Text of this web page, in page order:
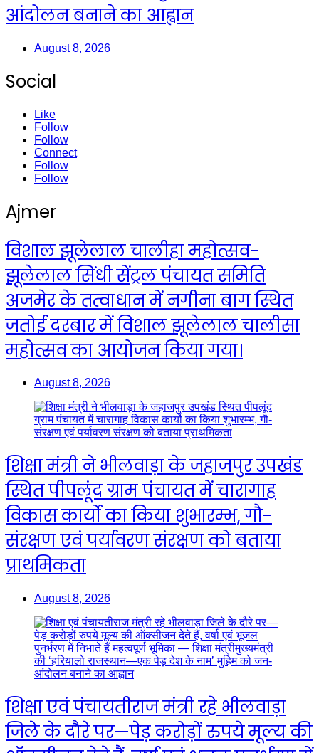
आंदोलन बनाने का आह्वान
August 8, 2026
Social
Like
Follow
Follow
Connect
Follow
Follow
Ajmer
विशाल झूलेलाल चालीहा महोत्सव-
झूलेलाल सिंधी सेंट्रल पंचायत समिति
अजमेर के तत्वाधान में नगीना बाग स्थित
जतोई दरबार में विशाल झूलेलाल चालीसा
महोत्सव का आयोजन किया गया।
August 8, 2026
शिक्षा मंत्री ने भीलवाड़ा के जहाजपुर उपखंड
स्थित पीपलूंद ग्राम पंचायत में चारागाह
विकास कार्यो का किया शुभारम्भ, गौ-
संरक्षण एवं पर्यावरण संरक्षण को बताया
प्राथमिकता
August 8, 2026
शिक्षा एवं पंचायतीराज मंत्री रहे भीलवाड़ा
जिले के दौरे पर—पेड़ करोड़ों रुपये मूल्य की